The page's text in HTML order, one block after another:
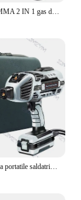
Saldatrici MIG MMA 2 IN 1 gas di anidride carbonica-saldatura schermata e manuale utensili per saldatrici Inverter a corrente diretta IGBT multiuso
Saldatrice elettrica portatile saldatrice ad arco semiautomatica saldatrice portatile Inverter saldatrice strumento 220V 4.6 kW 20-120A